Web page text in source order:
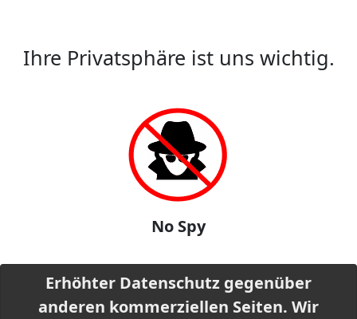
Ihre Privatsphäre ist uns wichtig.
No Spy
Erhöhter Datenschutz gegenüber
anderen kommerziellen Seiten. Wir